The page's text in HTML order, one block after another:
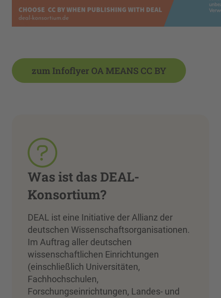
zum Infoflyer OA MEANS CC BY
Was ist das DEAL-
Konsortium?
DEAL ist eine Initiative der Allianz der
deutschen Wissenschaftsorganisationen.
Im Auftrag aller deutschen
wissenschaftlichen Einrichtungen
(einschließlich Universitäten,
Fachhochschulen,
Forschungseinrichtungen, Landes- und